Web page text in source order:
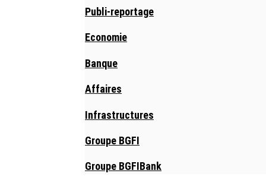
Publi-reportage
Economie
Banque
Affaires
Infrastructures
Groupe BGFI
Groupe BGFIBank